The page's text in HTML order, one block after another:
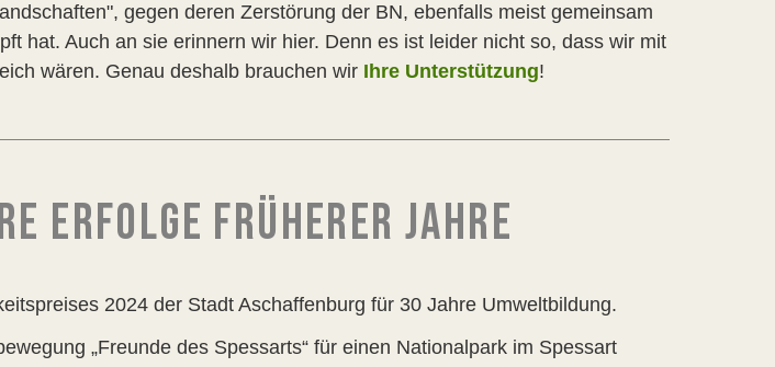
gegen deren Zerstörung der BN, ebenfalls meist gemeinsam
hat. Auch an sie erinnern wir hier. Denn es ist leider nicht so, dass wir mit
wären. Genau deshalb brauchen wir Ihre Unterstützung!
ERFOLGE FRÜHERER JAHRE
2024 der Stadt Aschaffenburg für 30 Jahre Umweltbildung.
„Freunde des Spessarts“ für einen Nationalpark im Spessart